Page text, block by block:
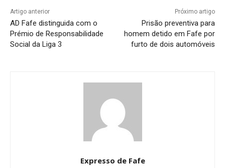
Artigo anterior
AD Fafe distinguida com o
Prémio de Responsabilidade
Social da Liga 3
Próximo artigo
Prisão preventiva para
homem detido em Fafe por
furto de dois automóveis
Expresso de Fafe